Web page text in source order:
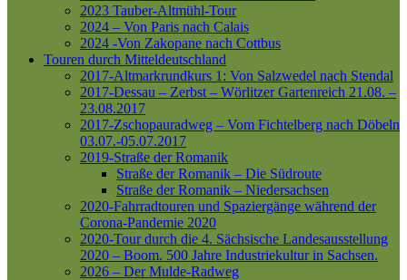
2023 Tauber-Altmühl-Tour
2024 – Von Paris nach Calais
2024 -Von Zakopane nach Cottbus
Touren durch Mitteldeutschland
2017-Altmarkrundkurs 1: Von Salzwedel nach Stendal
2017-Dessau – Zerbst – Wörlitzer Gartenreich 21.08. –
23.08.2017
2017-Zschopauradweg – Vom Fichtelberg nach Döbeln
03.07.-05.07.2017
2019-Straße der Romanik
Straße der Romanik – Die Südroute
Straße der Romanik – Niedersachsen
2020-Fahrradtouren und Spaziergänge während der
Corona-Pandemie 2020
2020-Tour durch die 4. Sächsische Landesausstellung
2020 – Boom. 500 Jahre Industriekultur in Sachsen.
2026 – Der Mulde-Radweg